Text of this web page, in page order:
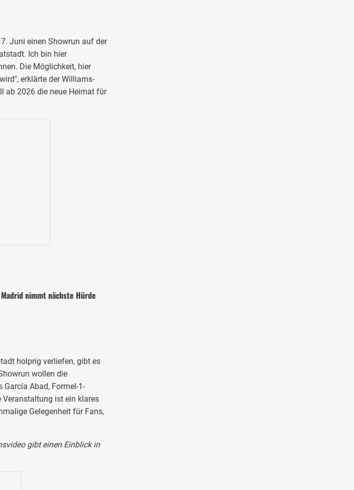
Juni einen Showrun auf der
Ich bin hier
Die Möglichkeit, hier
erklärte der Williams-
ab 2026 die neue Heimat für
nimmt nächste Hürde
holprig verliefen, gibt es
wollen die
Abad, Formel-1-
Veranstaltung ist ein klares
Gelegenheit für Fans,
gibt einen Einblick in